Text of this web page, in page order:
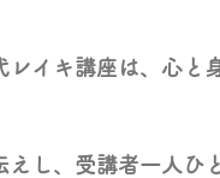
イキ講座は、心と
し、受講者一人ひ